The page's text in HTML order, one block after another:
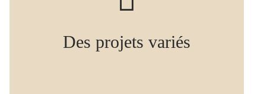
Des projets variés